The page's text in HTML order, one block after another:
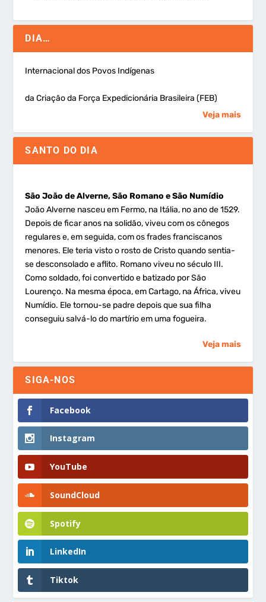
DIA…
Internacional dos Povos Indígenas
da Criação da Força Expedicionária Brasileira (FEB)
Veja mais
SANTO DO DIA
São João de Alverne, São Romano e São Numídio
João Alverne nasceu em Fermo, na Itália, no ano de 1529.
Depois de ficar anos na solidão, viveu com os cônegos
regulares e, em seguida, com os frades franciscanos
menores. Ele teria visto o rosto de Cristo quando sentia-
se desconsolado e aflito. Romano viveu no século III.
Como soldado, foi convertido e batizado por São
Lourenço. Na mesma época, em Cartago, na África, viveu
Numídio. Ele tornou-se padre depois que sua filha
conseguiu salvá-lo do martírio em uma fogueira.
Veja mais
SIGA-NOS
Facebook
Instagram
YouTube
SoundCloud
Spotify
LinkedIn
Tiktok